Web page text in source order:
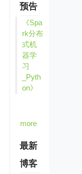
预告
《Spa
rk分布
式机
器学
习
_Pyth
on》
more
最新
博客